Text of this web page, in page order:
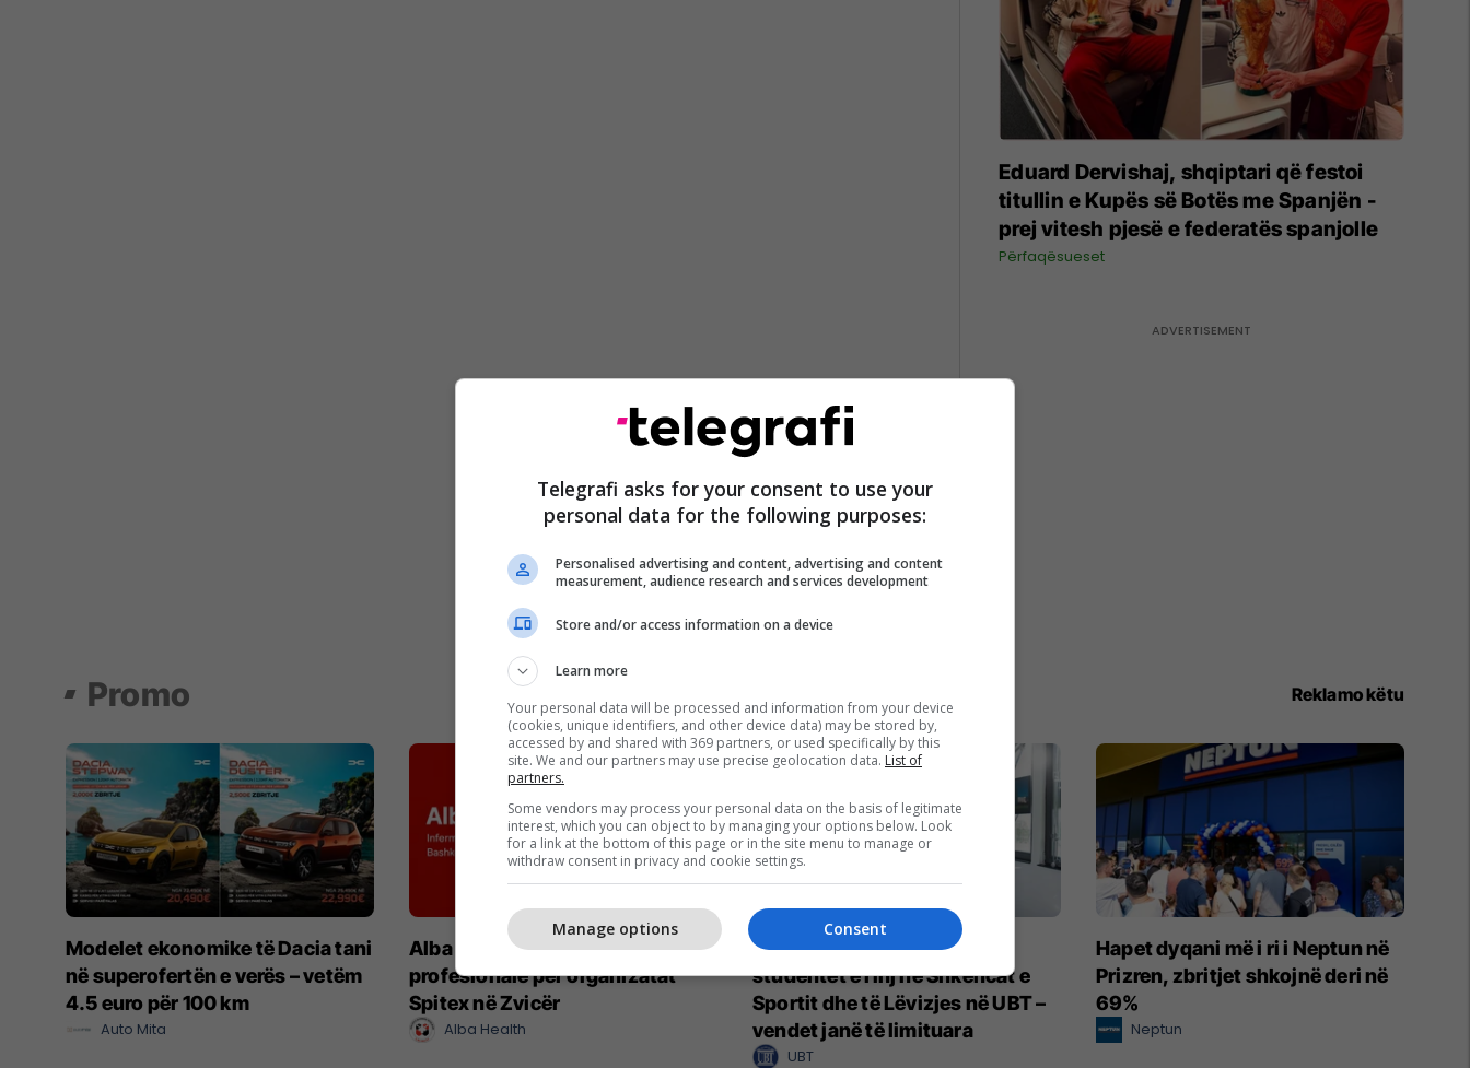
Eduard Dervishaj, shqiptari që festoi
titullin e Kupës së Botës me Spanjën -
prej vitesh pjesë e federatës spanjolle
Përfaqësueset
Promo Reklamo këtu
Modelet ekonomike të Dacia tani
në superofertën e verës – vetëm
4.5 euro për 100 km
Auto Mita
Alba Health sjell mbështetje
profesionale për organizatat
Spitex në Zvicër
Alba Health
20% bursë për të gjithë
studentët e rinj në Shkencat e
Sportit dhe të Lëvizjes në UBT –
vendet janë të limituara
UBT
Hapet dyqani më i ri i Neptun në
Prizren, zbritjet shkojnë deri në
69%
Neptun
Telegrafi asks for your consent to use your
personal data for the following purposes:
Personalised advertising and content, advertising and content
measurement, audience research and services development
Store and/or access information on a device
Learn more
Your personal data will be processed and information from your device
(cookies, unique identifiers, and other device data) may be stored by,
accessed by and shared with 369 partners, or used specifically by this
site. We and our partners may use precise geolocation data. List of
partners.
Some vendors may process your personal data on the basis of legitimate
interest, which you can object to by managing your options below. Look
for a link at the bottom of this page or in the site menu to manage or
withdraw consent in privacy and cookie settings.
Consent
Manage options